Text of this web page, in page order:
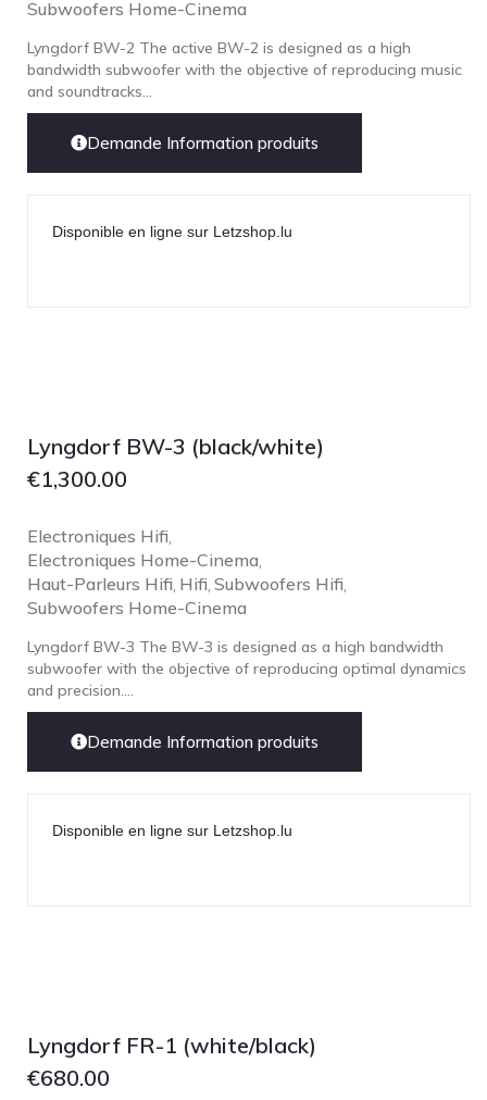
Subwoofers Home-Cinema
Lyngdorf BW-2 The active BW-2 is designed as a high
bandwidth subwoofer with the objective of reproducing music
and soundtracks...
Demande Information produits
Disponible en ligne sur Letzshop.lu
Lyngdorf BW-3 (black/white)
€1,300.00
Electroniques Hifi
Electroniques Home-Cinema
Haut-Parleurs Hifi Hifi Subwoofers Hifi
Subwoofers Home-Cinema
Lyngdorf BW-3 The BW-3 is designed as a high bandwidth
subwoofer with the objective of reproducing optimal dynamics
and precision....
Demande Information produits
Disponible en ligne sur Letzshop.lu
Lyngdorf FR-1 (white/black)
€680.00